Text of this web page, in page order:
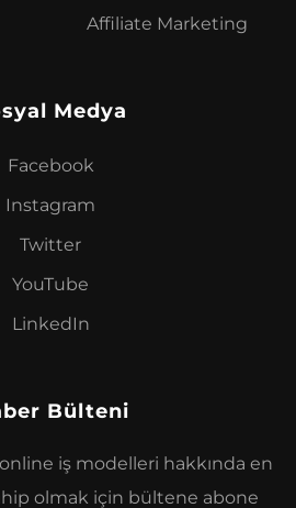
Affiliate Marketing
Medya
Facebook
Instagram
Twitter
YouTube
LinkedIn
Bülteni
iş modelleri hakkında en
olmak için bültene abone